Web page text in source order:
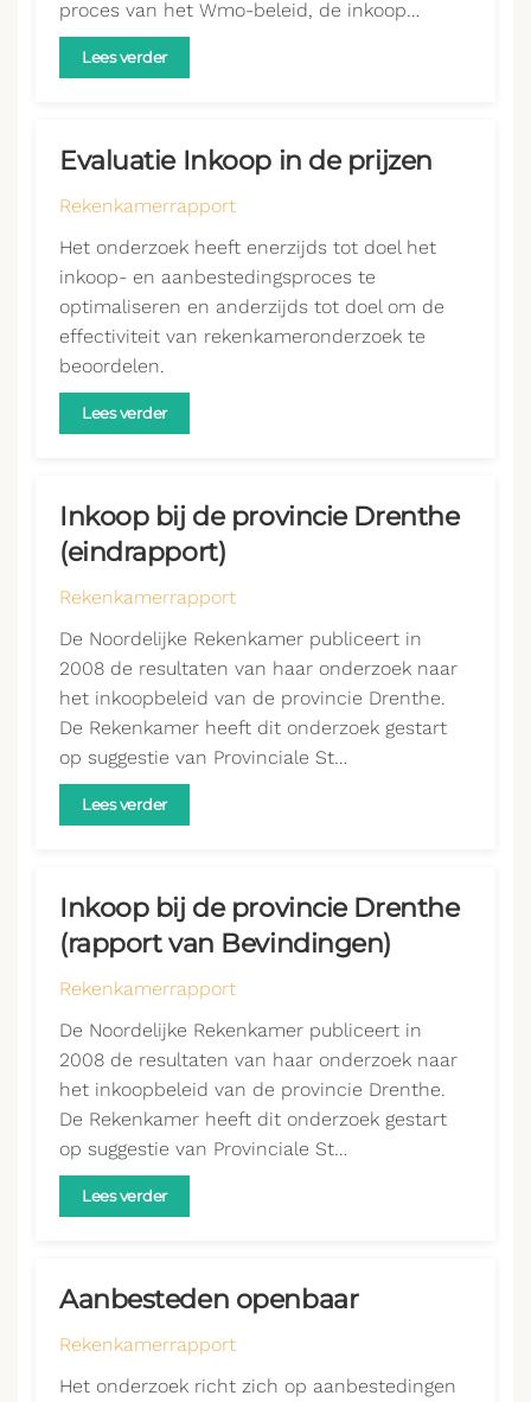
proces van het Wmo-beleid, de inkoop…
Lees verder
Evaluatie Inkoop in de prijzen
Rekenkamerrapport
Het onderzoek heeft enerzijds tot doel het
inkoop- en aanbestedingsproces te
optimaliseren en anderzijds tot doel om de
effectiviteit van rekenkameronderzoek te
beoordelen.
Lees verder
Inkoop bij de provincie Drenthe
(eindrapport)
Rekenkamerrapport
De Noordelijke Rekenkamer publiceert in
2008 de resultaten van haar onderzoek naar
het inkoopbeleid van de provincie Drenthe.
De Rekenkamer heeft dit onderzoek gestart
op suggestie van Provinciale St…
Lees verder
Inkoop bij de provincie Drenthe
(rapport van Bevindingen)
Rekenkamerrapport
De Noordelijke Rekenkamer publiceert in
2008 de resultaten van haar onderzoek naar
het inkoopbeleid van de provincie Drenthe.
De Rekenkamer heeft dit onderzoek gestart
op suggestie van Provinciale St…
Lees verder
Aanbesteden openbaar
Rekenkamerrapport
Het onderzoek richt zich op aanbestedingen